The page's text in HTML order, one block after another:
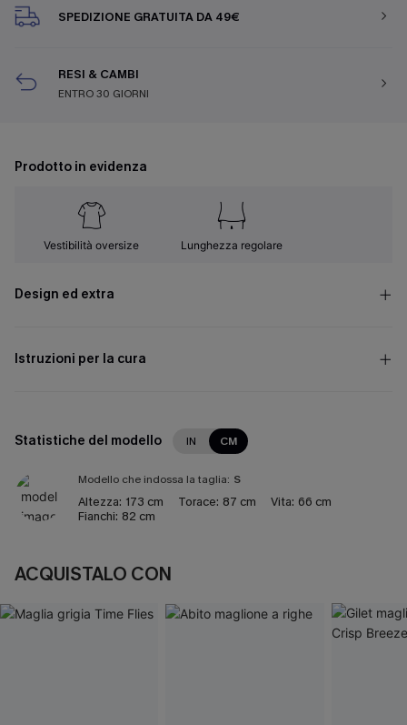
SPEDIZIONE GRATUITA DA 49€
RESI & CAMBI
ENTRO 30 GIORNI
Prodotto in evidenza
Vestibilità oversize Lunghezza regolare
Design ed extra
Istruzioni per la cura
Statistiche del modello IN CM
Modello che indossa la taglia: S
Altezza: 173 cm Torace: 87 cm Vita: 66 cm
Fianchi: 82 cm
ACQUISTALO CON